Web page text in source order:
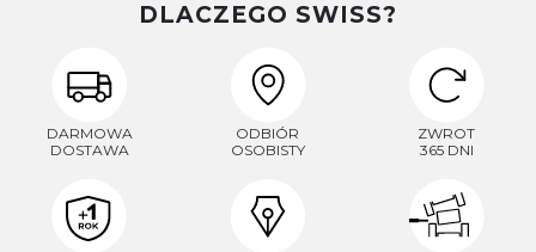
DLACZEGO SWISS?
DARMOWA
DOSTAWA
ODBIÓR
OSOBISTY
ZWROT
365 DNI